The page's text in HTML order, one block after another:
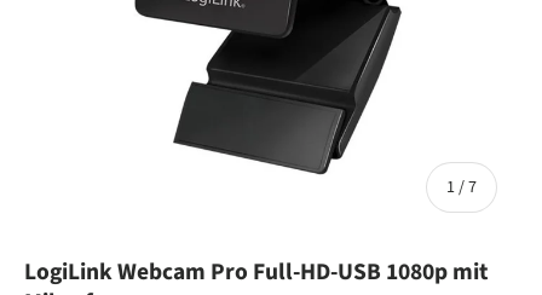
1/von
7
LogiLink Webcam Pro Full-HD-USB 1080p mit